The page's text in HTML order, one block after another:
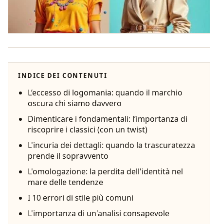
INDICE DEI CONTENUTI
L’eccesso di logomania: quando il marchio
oscura chi siamo davvero
Dimenticare i fondamentali: l’importanza di
riscoprire i classici (con un twist)
L'incuria dei dettagli: quando la trascuratezza
prende il sopravvento
L'omologazione: la perdita dell'identità nel
mare delle tendenze
I 10 errori di stile più comuni
L'importanza di un'analisi consapevole